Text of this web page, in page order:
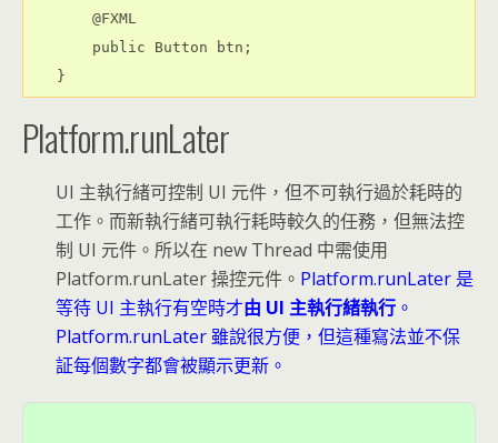
    @FXML
    public Button btn;
Platform.runLater
UI 主執行緒可控制 UI 元件，但不可執行過於耗時的
工作。而新執行緒可執行耗時較久的任務，但無法控
制 UI 元件。所以在 new Thread 中需使用
Platform.runLater 操控元件。 Platform.runLater 是
等待 UI 主執行有空時才由 UI 主執行緒執行 。
Platform.runLater 雖說很方便，但這種寫法並不保
証每個數字都會被顯示更新。